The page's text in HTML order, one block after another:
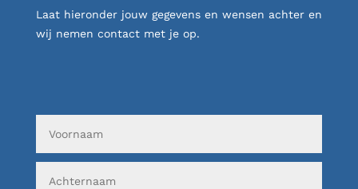
Laat hieronder jouw gegevens en wensen achter en
wij nemen contact met je op.